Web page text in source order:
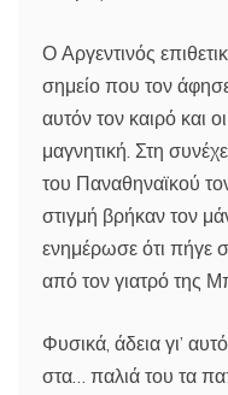
Ο Αργεντινός
σημείο που τον
αυτόν τον καιρό και
μαγνητική. Στη
του Παναθηναϊκού
στιγμή βρήκαν τον
ενημέρωσε ότι πήγε
από τον γιατρό της
Φυσικά, άδεια γι’
στα… παλιά του τα